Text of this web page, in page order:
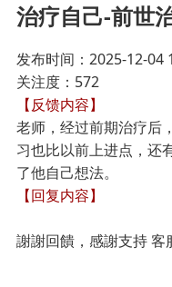
治疗自己-前世
发布时间：2025-12-04
关注度：572
【反馈内容】
老师，经过前期治疗后
习也比以前上进点，还
了他自己想法。
【回复内容】
謝謝回饋，感謝支持